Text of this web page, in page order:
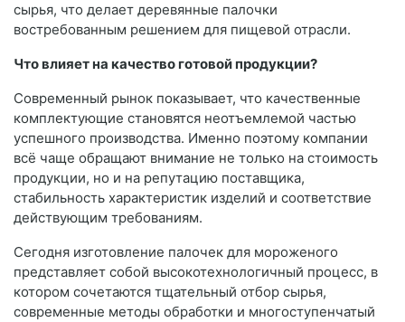
сырья, что делает деревянные палочки
востребованным решением для пищевой отрасли.
Что влияет на качество готовой продукции?
Современный рынок показывает, что качественные
комплектующие становятся неотъемлемой частью
успешного производства. Именно поэтому компании
всё чаще обращают внимание не только на стоимость
продукции, но и на репутацию поставщика,
стабильность характеристик изделий и соответствие
действующим требованиям.
Сегодня изготовление палочек для мороженого
представляет собой высокотехнологичный процесс, в
котором сочетаются тщательный отбор сырья,
современные методы обработки и многоступенчатый